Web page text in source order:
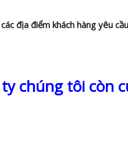
địa điểm khách hàng yêu
chúng tôi còn